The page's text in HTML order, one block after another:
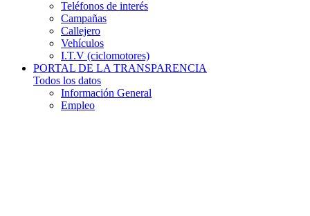
Teléfonos de interés
Campañas
Callejero
Vehículos
I.T.V (ciclomotores)
PORTAL DE LA TRANSPARENCIA
Todos los datos
Información General
Empleo